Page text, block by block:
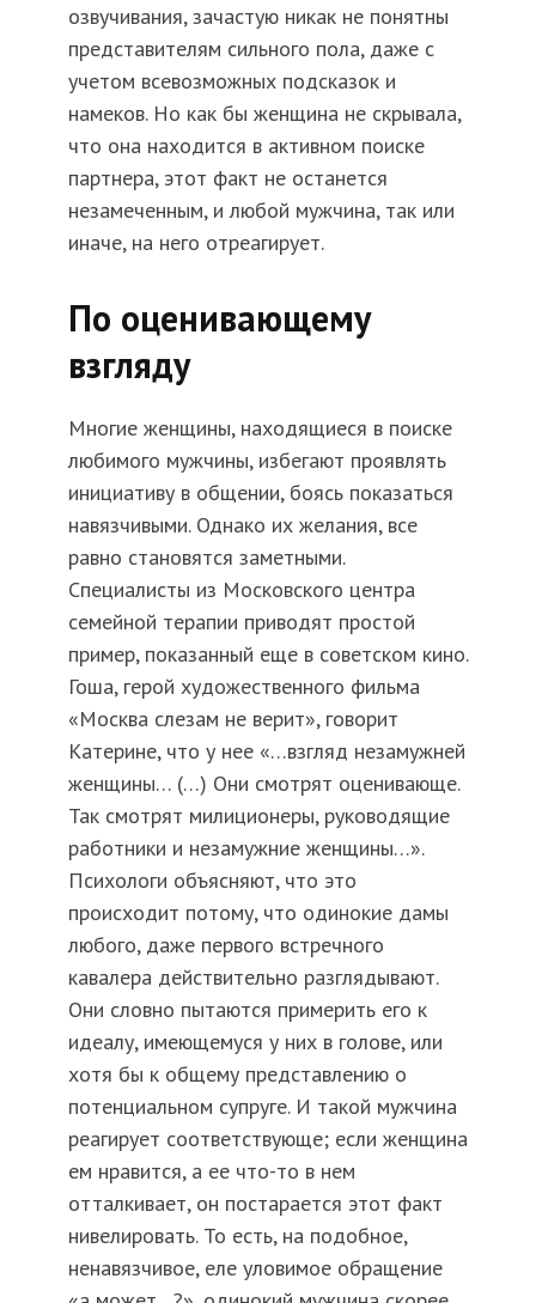
озвучивания, зачастую никак не понятны
представителям сильного пола, даже с
учетом всевозможных подсказок и
намеков. Но как бы женщина не скрывала,
что она находится в активном поиске
партнера, этот факт не останется
незамеченным, и любой мужчина, так или
иначе, на него отреагирует.
По оценивающему
взгляду
Многие женщины, находящиеся в поиске
любимого мужчины, избегают проявлять
инициативу в общении, боясь показаться
навязчивыми. Однако их желания, все
равно становятся заметными.
Специалисты из Московского центра
семейной терапии приводят простой
пример, показанный еще в советском кино.
Гоша, герой художественного фильма
«Москва слезам не верит», говорит
Катерине, что у нее «…взгляд незамужней
женщины… (…) Они смотрят оценивающе.
Так смотрят милиционеры, руководящие
работники и незамужние женщины…».
Психологи объясняют, что это
происходит потому, что одинокие дамы
любого, даже первого встречного
кавалера действительно разглядывают.
Они словно пытаются примерить его к
идеалу, имеющемуся у них в голове, или
хотя бы к общему представлению о
потенциальном супруге. И такой мужчина
реагирует соответствующе; если женщина
ем нравится, а ее что-то в нем
отталкивает, он постарается этот факт
нивелировать. То есть, на подобное,
ненавязчивое, еле уловимое обращение